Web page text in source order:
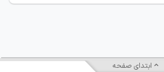
ابتدای صفحه